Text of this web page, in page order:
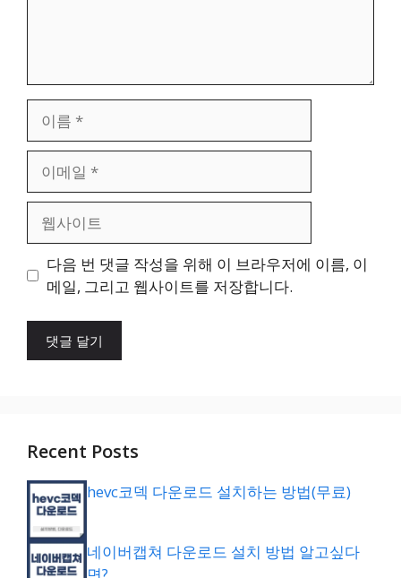
일
트
다음 번 댓글 작성을 위해 이 브라우저에 이름, 이
메일, 그리고 웹사이트를 저장합니다.
Recent Posts
hevc코덱 다운로드 설치하는 방법(무료)
네이버캡쳐 다운로드 설치 방법 알고싶다
면?